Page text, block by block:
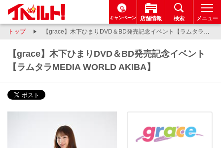
キャンペーン 店舗情報 検索 メニュー
トップ 【grace】木下ひまりDVD＆BD発売記念イベント【ラムタラMEDIA WORLD AKIBA】
【grace】木下ひまりDVD＆BD発売記念イベント
【ラムタラMEDIA WORLD AKIBA】